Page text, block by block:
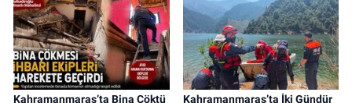
Kahramanmaraş’ta Bina Çöktü
Kahramanmaraş’ta İki Gündür